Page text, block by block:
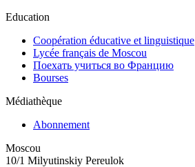
Education
Coopération éducative et linguistique
Lycée français de Moscou
Поехать учиться во Францию
Bourses
Médiathèque
Abonnement
Moscou
10/1 Milyutinskiy Pereulok